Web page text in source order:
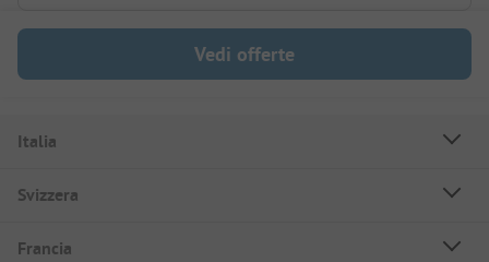
Vedi offerte
Italia
Svizzera
Francia